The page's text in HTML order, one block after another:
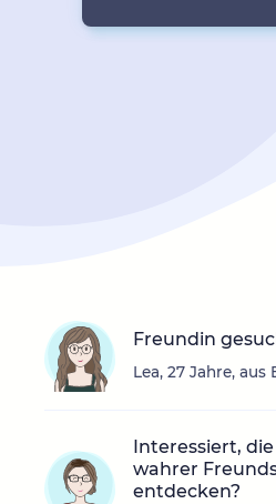
Freundin
Lea, 27 Jahre, aus
Interessiert,
wahrer
entdecken?